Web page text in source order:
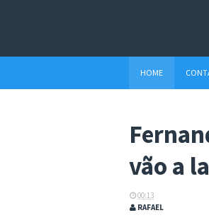
HOME
vão a
00:13
RAFAEL